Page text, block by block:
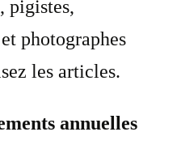
pigistes,
photographes
les articles.
annuelles